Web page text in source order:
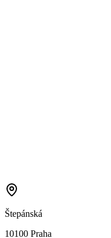
Štepánská
10100 Praha